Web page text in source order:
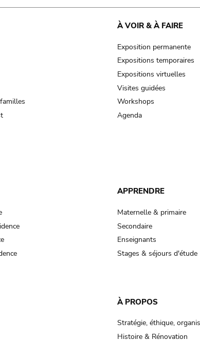
À VOIR & À FAIRE
Exposition permanente
Expositions temporaires
Expositions virtuelles
Visites guidées
Workshops
Agenda
APPRENDRE
Maternelle & primaire
Secondaire
Enseignants
Stages & séjours d'étude
À PROPOS
Stratégie, éthique,
Histoire & Rénovation